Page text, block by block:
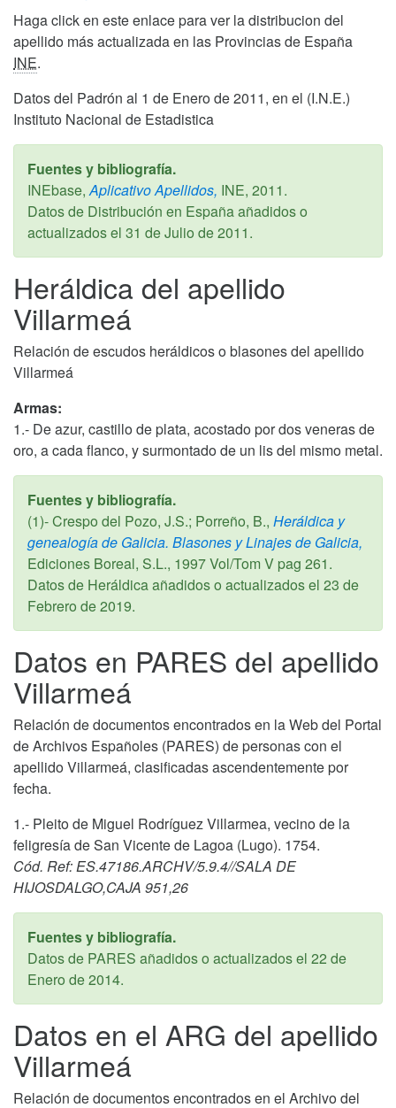
Haga click en este enlace para ver la distribucion del
apellido más actualizada en las Provincias de España
INE.
Datos del Padrón al 1 de Enero de 2011, en el (I.N.E.)
Instituto Nacional de Estadistica
Fuentes y bibliografía.
INEbase, Aplicativo Apellidos, INE, 2011.
Datos de Distribución en España añadidos o
actualizados el 31 de Julio de 2011.
Heráldica del apellido
Villarmeá
Relación de escudos heráldicos o blasones del apellido
Villarmeá
Armas:
1.- De azur, castillo de plata, acostado por dos veneras de
oro, a cada flanco, y surmontado de un lis del mismo metal.
Fuentes y bibliografía.
(1)- Crespo del Pozo, J.S.; Porreño, B., Heráldica y
genealogía de Galicia. Blasones y Linajes de Galicia,
Ediciones Boreal, S.L., 1997Vol/Tom V pag 261.
Datos de Heráldica añadidos o actualizados el 23 de
Febrero de 2019.
Datos en PARES del apellido
Villarmeá
Relación de documentos encontrados en la Web del Portal
de Archivos Españoles (PARES) de personas con el
apellido Villarmeá, clasificadas ascendentemente por
fecha.
1.- Pleito de Miguel Rodríguez Villarmea, vecino de la
feligresía de San Vicente de Lagoa (Lugo). 1754.
Cód. Ref: ES.47186.ARCHV/5.9.4//SALA DE
HIJOSDALGO,CAJA 951,26
Fuentes y bibliografía.
Datos de PARES añadidos o actualizados el 22 de
Enero de 2014.
Datos en el ARG del apellido
Villarmeá
Relación de documentos encontrados en el Archivo del